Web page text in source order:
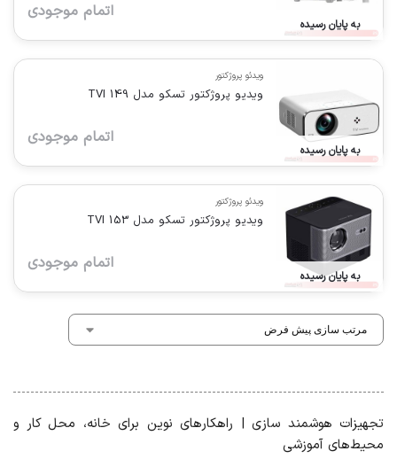
به پایان رسیده
اتمام موجودی
به پایان رسیده
ویدئو پروژکتور
ویدیو پروژکتور تسکو مدل TVI 149
اتمام موجودی
به پایان رسیده
ویدئو پروژکتور
ویدیو پروژکتور تسکو مدل TVI 153
اتمام موجودی
تجهیزات هوشمند سازی | راهکارهای نوین برای خانه، محل کار و
محیط‌های آموزشی